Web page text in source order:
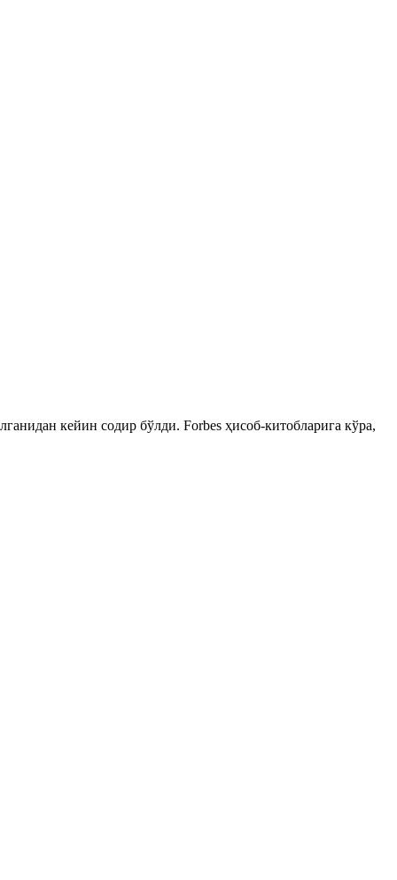
кейин содир бўлди. Forbes ҳисоб-китобларига кўра,